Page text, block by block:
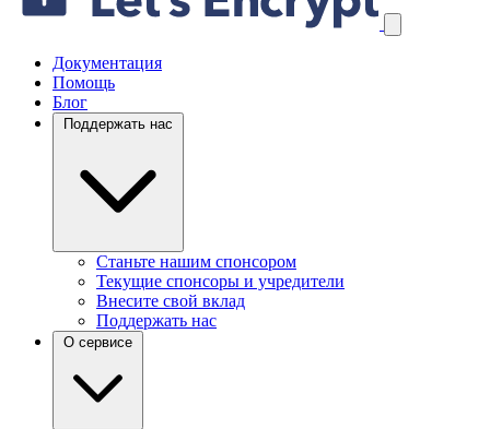
Документация
Помощь
Блог
Поддержать нас
Станьте нашим спонсором
Текущие спонсоры и учредители
Внесите свой вклад
Поддержать нас
О сервисе